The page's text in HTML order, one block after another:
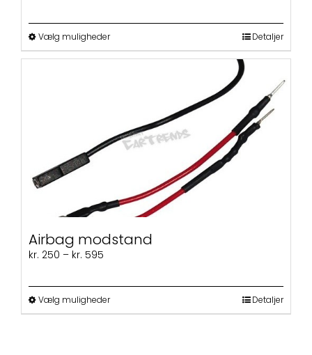
Vælg mulighederDette
vare
vælges
på
Detaljer
Airbag modstand
kr. 250 – kr. 595
kr. 595
Vælg mulighederDette
vare
Detaljer